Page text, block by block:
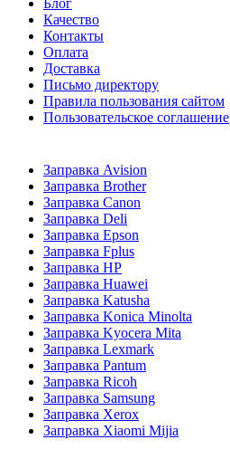
Качество
Контакты
Оплата
Доставка
Письмо директору
Правила пользования сайтом
Пользовательское соглашение
Заправка Avision
Заправка Brother
Заправка Canon
Заправка Deli
Заправка Epson
Заправка Fplus
Заправка HP
Заправка Huawei
Заправка Katusha
Заправка Konica Minolta
Заправка Kyocera Mita
Заправка Lexmark
Заправка Pantum
Заправка Ricoh
Заправка Samsung
Заправка Xerox
Заправка Xiaomi Mijia